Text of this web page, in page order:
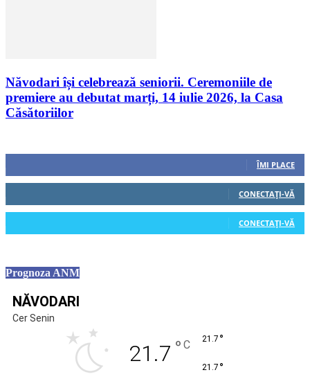
Năvodari își celebrează seniorii. Ceremoniile de
premiere au debutat marți, 14 iulie 2026, la Casa
Căsătoriilor
ÎMI PLACE
CONECTAȚI-VĂ
CONECTAȚI-VĂ
Prognoza ANM
NĂVODARI
Cer Senin
21.7 ° C 21.7 °
21.7 °